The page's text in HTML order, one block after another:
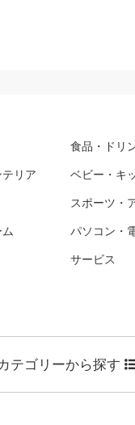
食品・ドリ
リア ベビー・キ
スポーツ・
パソコン・
サービス
テゴリーから探す